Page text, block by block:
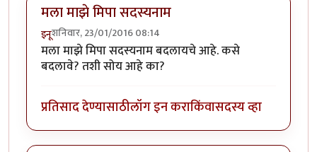
मला माझे मिपा सदस्यनाम
इनूशनिवार, 23/01/2016 08:14
मला माझे मिपा सदस्यनाम बदलायचे आहे. कसे
बदलावे? तशी सोय आहे का?
प्रतिसाद देण्यासाठीलॉग इन कराकिंवासदस्य व्हा